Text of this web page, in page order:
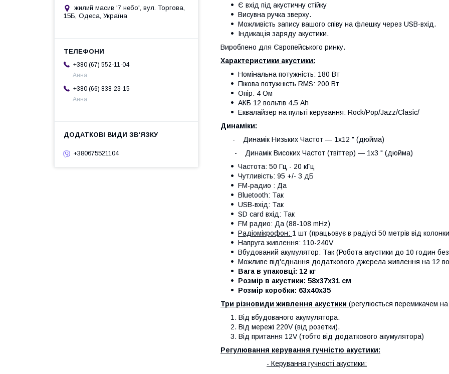
Є вхід під акустичну стійку
Висувна ручка зверху.
Можливість запису вашого співу на флешку через USB-вхід.
Індикація заряду акустики.
Вироблено для Європейського ринку.
Характеристики акустики:
Номінальна потужність: 180 Вт
Пікова потужність RMS: 200 Вт
Опір: 4 Ом
АКБ 12 вольтів 4.5 Ah
Еквалайзер на пульті керування: Rock/Pop/Jazz/Clasic/
Динаміки:
- Динамік Низьких Частот — 1х12 " (дюйма)
- Динамік Високих Частот (твіттер) — 1х3 " (дюйма)
Частота: 50 Гц - 20 кГц
Чутливість: 95 +/- 3 дБ
FM-радио : Да
Bluetooth: Так
USB-вхід: Так
SD card вхід: Так
FM радио: Да (88-108 mHz)
Радіомікрофон: 1 шт (працьовує в радіусі 50 метрів від
Напруга живлення: 110-240V
Вбудований акумулятор: Так (Робота акустики до 10 годин
Можливе під'єднання додаткового джерела живлення на 12
Вага в упаковці: 12 кг
Розмір в акустики: 58х37х31 см
Розмір коробки: 63х40х35
Три різновиди живлення акустики (регулюється перемикачем на
Від вбудованого акумулятора.
Від мережі 220V (від розетки).
Від притання 12V (тобто від додаткового акумулятора)
Регулювання керування гучністю акустики:
- Керування гучності акустики:
жилий масив '7 небо', вул. Торгова,
15Б, Одеса, Україна
+380 (67) 552-11-04
Анна
+380 (66) 838-23-15
Анна
+380675521104